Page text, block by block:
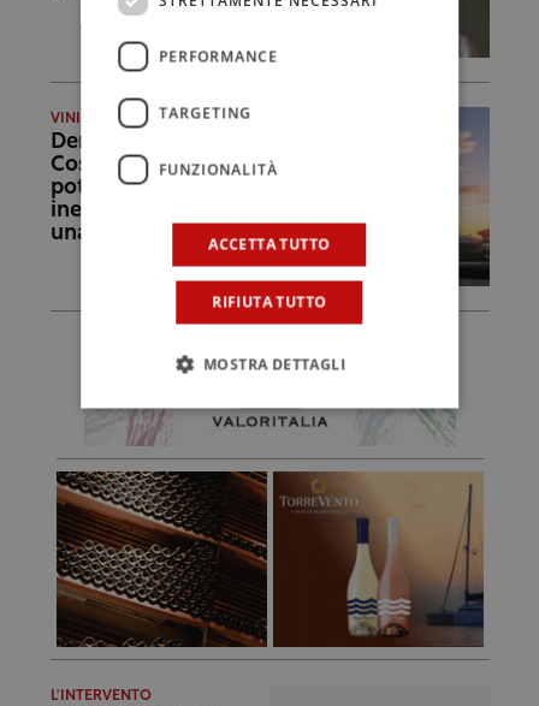
VINI E TERRITORI
Denominazioni della
Costiera ancora un
potenziale
inespresso. E “salta”
una Doc
L'INTERVENTO
PERFORMANCE
TARGETING
FUNZIONALITÀ
ACCETTA TUTTO
RIFIUTA TUTTO
MOSTRA DETTAGLI